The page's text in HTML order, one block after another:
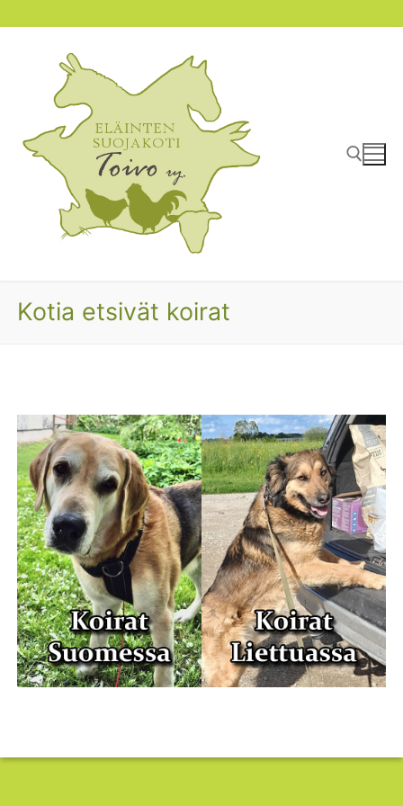
sisältöön
Hae:
Kotia etsivät koirat